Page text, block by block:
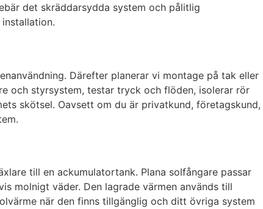
det skräddarsydda system och pålitlig
Därefter planerar vi montage på tak eller
och styrsystem, testar tryck och flöden, isolerar rör
skötsel. Oavsett om du är privatkund, företagskund,
till en ackumulatortank. Plana solfångare passar
molnigt väder. Den lagrade värmen används till
när den finns tillgänglig och ditt övriga system